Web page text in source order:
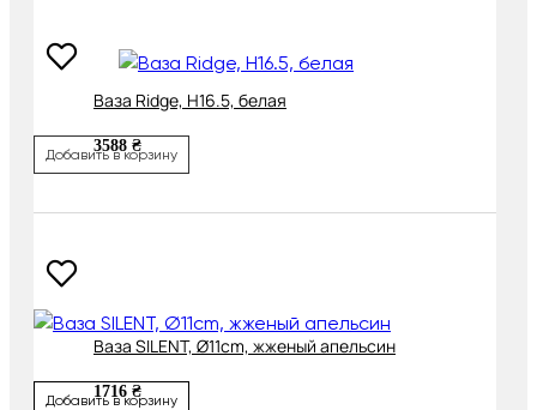
Ваза Ridge, H16.5, белая
3588 ₴
Добавить в корзину
Ваза SILENT, Ø11cm, жженый апельсин
1716 ₴
Добавить в корзину